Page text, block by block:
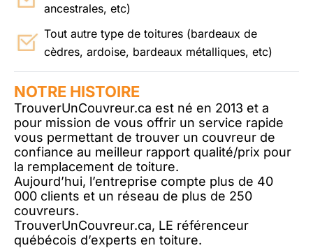
ancestrales, etc)
Tout autre type de toitures (bardeaux de
cèdres, ardoise, bardeaux métalliques, etc)
NOTRE HISTOIRE
TrouverUnCouvreur.ca est né en 2013 et a
pour mission de vous offrir un service rapide
vous permettant de trouver un couvreur de
confiance au meilleur rapport qualité/prix pour
la remplacement de toiture.
Aujourd’hui, l’entreprise compte plus de 40
000 clients et un réseau de plus de 250
couvreurs.
TrouverUnCouvreur.ca, LE référenceur
québécois d’experts en toiture.